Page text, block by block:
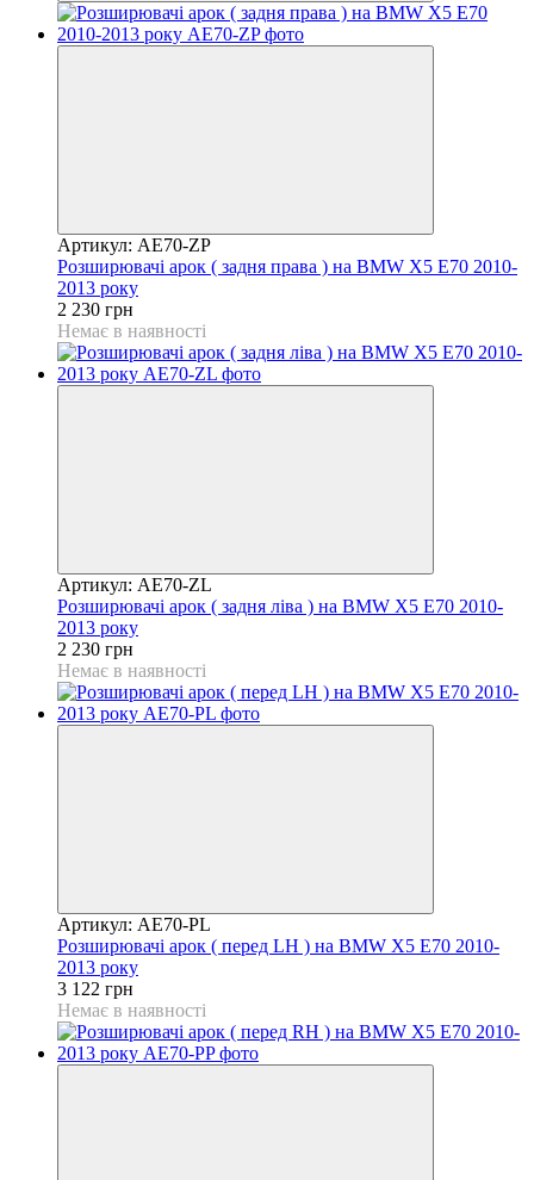
Артикул: AE70-ZP
Розширювачі арок ( задня права ) на BMW X5 E70 2010-
2013 року
2 230 грн
Немає в наявності
Артикул: AE70-ZL
Розширювачі арок ( задня ліва ) на BMW X5 E70 2010-
2013 року
2 230 грн
Немає в наявності
Артикул: AE70-PL
Розширювачі арок ( перед LH ) на BMW X5 E70 2010-
2013 року
3 122 грн
Немає в наявності